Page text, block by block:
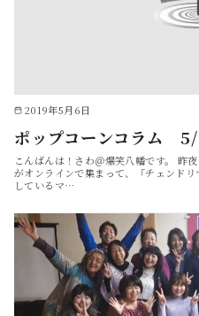
2019年5月6日
ポップコーンコラム
こんばんは！さわ＠爆笑八幡です。 昨
がオンラインで集まって、「チェンド
しているマ…